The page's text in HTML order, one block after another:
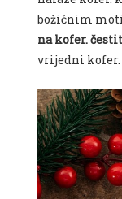
božićnim
na kofer.
vrijedni kofer.